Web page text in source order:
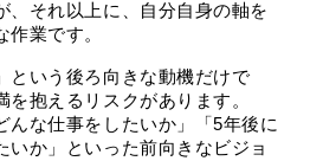
、それ以上に、自分自身の軸を
業です。
という後ろ向きな動機だけで
抱えるリスクがあります。
んな仕事をしたいか」「5年後に
いか」といった前向きなビジョ